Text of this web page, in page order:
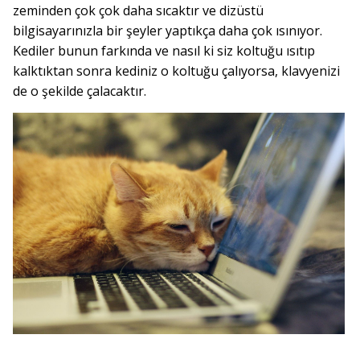
zeminden çok çok daha sıcaktır ve dizüstü
bilgisayarınızla bir şeyler yaptıkça daha çok ısınıyor.
Kediler bunun farkında ve nasıl ki siz koltuğu ısıtıp
kalktıktan sonra kediniz o koltuğu çalıyorsa, klavyenizi
de o şekilde çalacaktır.